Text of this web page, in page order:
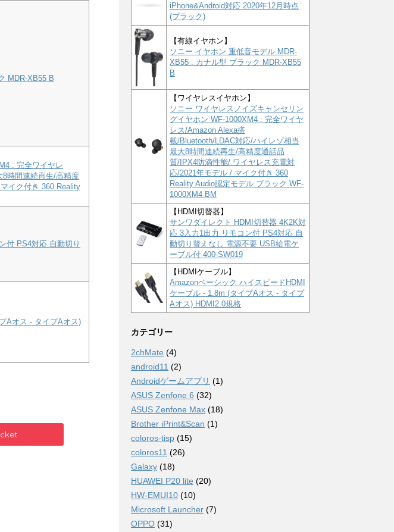
MDR-XB55 B
: 完全ワイヤレ
時間連続再生/高精度
イク付き 360 Reality
付 PS4対応 自動切り
Aオス - タイプAオス)
iPhone&Android対応 2020年12月時点
(ブラック)
【有線イヤホン】
ソニー イヤホン 重低音モデル MDR-
XB55 : カナル型 ブラック MDR-XB55
B
【ワイヤレスイヤホン】
ソニー ワイヤレスノイズキャンセリン
グイヤホン WF-1000XM4 : 完全ワイヤ
レス/Amazon Alexa搭
載/Bluetooth/LDAC対応/ハイレゾ相当
最大8時間連続再生/高精度通話品
質/IPX4防滴性能/ ワイヤレス充電対
応/2021年モデル / マイク付き 360
Reality Audio認定モデル ブラック WF-
1000XM4 BM
【HDMI切替器】
サンワダイレクト HDMI切替器 4K2K対
応 3入力1出力 リモコン付 PS4対応 自
動切り替えなし 電源不要 USB給電ケ
ーブル付 400-SW019
【HDMIケーブル】
Amazonベーシック ハイスピードHDMI
ケーブル - 1.8m (タイプAオス - タイプ
Aオス) HDMI2.0規格
カテゴリー
2chMate (4)
android11 (2)
Androidゲームアプリ (1)
ASUS Zenfone 6 (32)
ASUS Zenfone Max (18)
Brother iPrint&Scan (1)
coloros-tisp (15)
coloros11 (26)
Galaxy (18)
HUAWEI P20 lite (20)
HW-EMUI10 (10)
Microsoft Launcher (7)
OPPO (31)